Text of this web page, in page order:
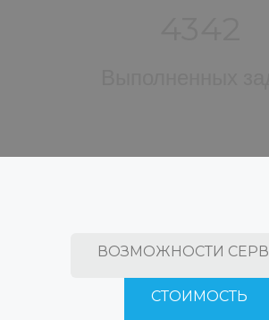
ВОЗМОЖНОСТИ
СТОИМОСТЬ